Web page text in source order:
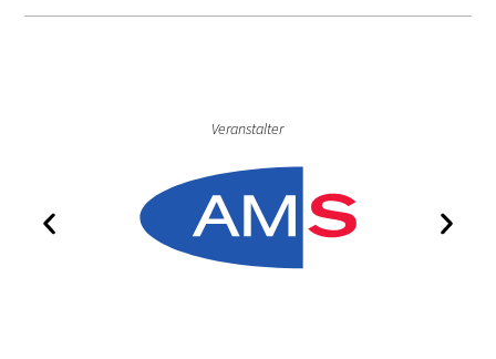
Veranstalter